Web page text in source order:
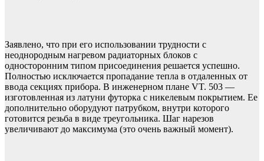
Заявлено, что при его использовании трудности с
неоднородным нагревом радиаторных блоков с
односторонним типом присоединения решается успешно.
Полностью исключается пропадание тепла в отдаленных от
ввода секциях прибора. В инженерном плане VT. 503 —
изготовленная из латуни футорка с никелевым покрытием. Ее
дополнительно оборудуют патрубком, внутри которого
готовится резьба в виде треугольника. Шаг нарезов
увеличивают до максимума (это очень важный момент).